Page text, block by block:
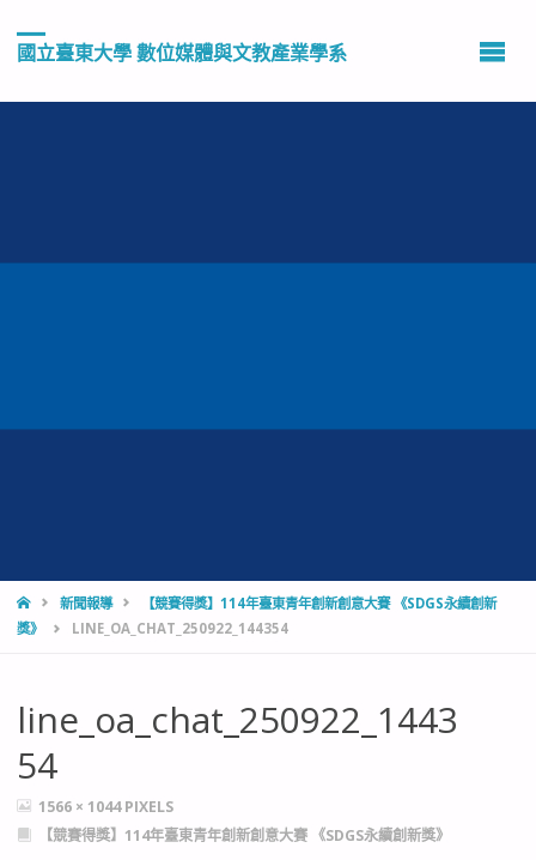
國立臺東大學 數位媒體與文教產業學系
HOME新聞報導
【競賽得獎】114年臺東青年創新創意大賽 《SDGS永續創新
獎》
LINE_OA_CHAT_250922_144354
line_oa_chat_250922_1443
54
FULL
SIZE
1566 × 1044PIXELS
【競賽得獎】114年臺東青年創新創意大賽 《SDGS永續創新獎》